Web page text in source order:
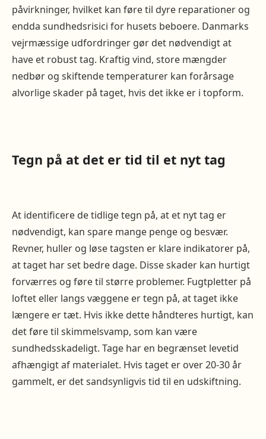
påvirkninger, hvilket kan føre til dyre reparationer og
endda sundhedsrisici for husets beboere. Danmarks
vejrmæssige udfordringer gør det nødvendigt at
have et robust tag. Kraftig vind, store mængder
nedbør og skiftende temperaturer kan forårsage
alvorlige skader på taget, hvis det ikke er i topform.
Tegn på at det er tid til et nyt tag
At identificere de tidlige tegn på, at et nyt tag er
nødvendigt, kan spare mange penge og besvær.
Revner, huller og løse tagsten er klare indikatorer på,
at taget har set bedre dage. Disse skader kan hurtigt
forværres og føre til større problemer. Fugtpletter på
loftet eller langs væggene er tegn på, at taget ikke
længere er tæt. Hvis ikke dette håndteres hurtigt, kan
det føre til skimmelsvamp, som kan være
sundhedsskadeligt. Tage har en begrænset levetid
afhængigt af materialet. Hvis taget er over 20-30 år
gammelt, er det sandsynligvis tid til en udskiftning.